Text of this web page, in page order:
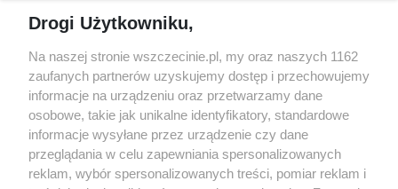
targi
Wernisaże
Więcej
Specjalny koncert z okazji
20. urodzin portalu
wSzczecinie.pl
Regulamin konkursów
śniadaniówka "Hej
Szczecin! Jest piątek!"
Drogi Użytkowniku,
Na naszej stronie wszczecinie.pl, my oraz naszych 1162
zaufanych partnerów uzyskujemy dostęp i przechowujemy
informacje na urządzeniu oraz przetwarzamy dane
osobowe, takie jak unikalne identyfikatory, standardowe
informacje wysyłane przez urządzenie czy dane
przeglądania w celu zapewniania spersonalizowanych
reklam, wybór spersonalizowanych treści, pomiar reklam i